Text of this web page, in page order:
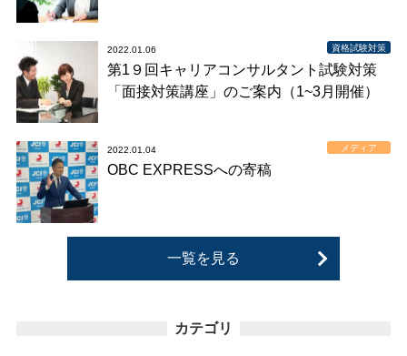
2022.01.06 資格試験対策
第1９回キャリアコンサルタント試験対策
「面接対策講座」のご案内（1~3月開催）
2022.01.04 メディア
OBC EXPRESSへの寄稿
一覧を見る
カテゴリ